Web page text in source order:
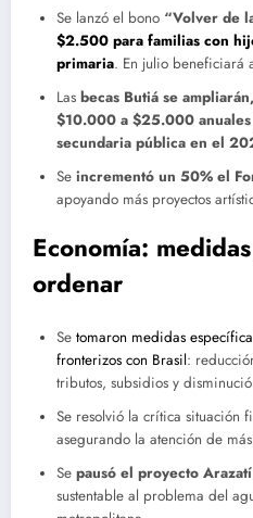
Se lanzó el bono “Volver de
$2.500 para familias con
primaria. En julio beneficiará
Las becas Butiá se
$10.000 a $25.000
secundaria pública en el
Se incrementó un 50% el
apoyando más proyectos
Economía:
ordenar
Se tomaron medidas
fronterizos con Brasil:
tributos, subsidios y
Se resolvió la crítica situación
asegurando la atención de
Se pausó el proyecto Arazatí
sustentable al problema del